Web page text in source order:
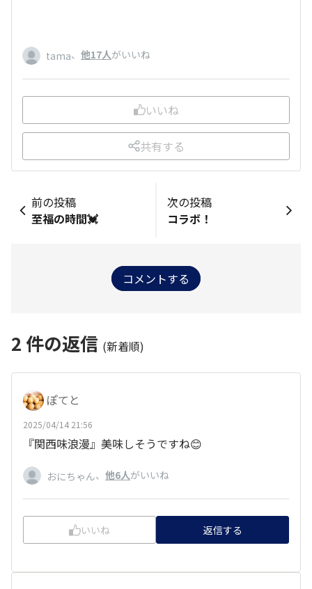
tama、 他17人がいいね
いいね
共有する
前の投稿
至福の時間💓
次の投稿
コラボ！
コメントする
2 件の返信 (新着順)
ぽてと
2025/04/14 21:56
『関西味浪漫』美味しそうですね😊
おにちゃん、 他6人がいいね
いいね 返信する